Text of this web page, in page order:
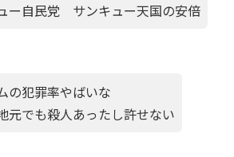
ー自民党 サンキュー天国の安倍
の犯罪率やばいな
元でも殺人あったし許せない